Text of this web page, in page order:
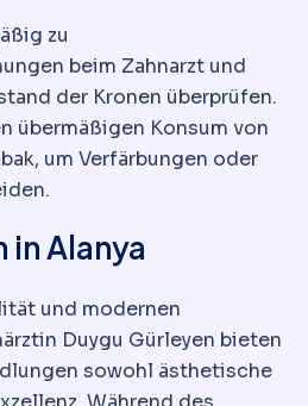
zu
beim Zahnarzt und
der Kronen überprüfen.
übermäßigen Konsum von
um Verfärbungen oder
Alanya
und modernen
Duygu Gürleyen bieten
sowohl ästhetische